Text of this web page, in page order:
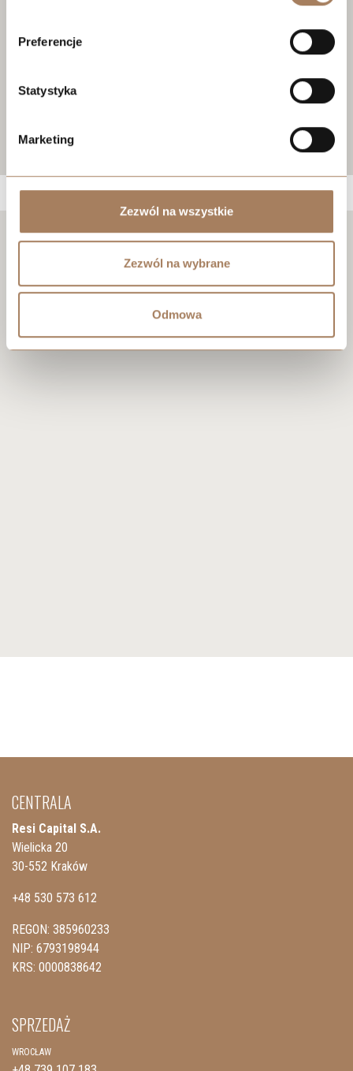
Preferencje
Statystyka
Marketing
Zezwól na wszystkie
Zezwól na wybrane
Odmowa
Negocjuj cenę
CENTRALA
Resi Capital S.A.
Wielicka 20
30-552 Kraków
+48 530 573 612
REGON: 385960233
NIP: 6793198944
KRS: 0000838642
SPRZEDAŻ
WROCŁAW